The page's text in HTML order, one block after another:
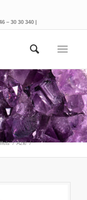
– 30 30 340 |
/ Azië /